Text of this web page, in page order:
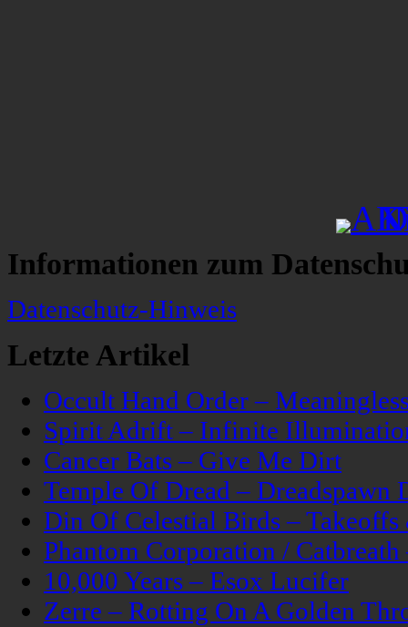
Informationen zum
Datenschutz-Hinweis
Letzte Artikel
Occult Hand Order –
Spirit Adrift – Infinite
Cancer Bats – Give Me Dirt
Temple Of Dread – Dreadspawn
Din Of Celestial Birds –
Phantom Corporation /
10,000 Years – Esox Lucifer
Zerre – Rotting On A Golden